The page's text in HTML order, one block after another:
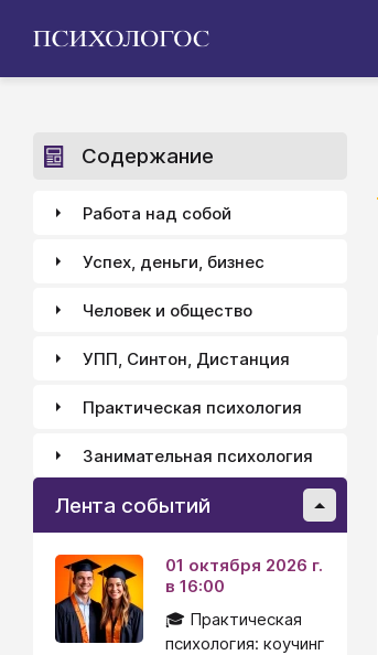
Содержание
Работа над собой
Успех, деньги, бизнес
Человек и общество
УПП, Синтон, Дистанция
Практическая психология
Занимательная психология
Лента событий
01 октября 2026 г.
в 16:00
🎓 Практическая
психология: коучинг